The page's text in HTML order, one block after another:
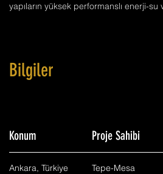
yapıların yüksek performanslı enerji-
Bilgiler
Konum Proje Sahibi
Ankara, Türkiye Tepe-Mesa